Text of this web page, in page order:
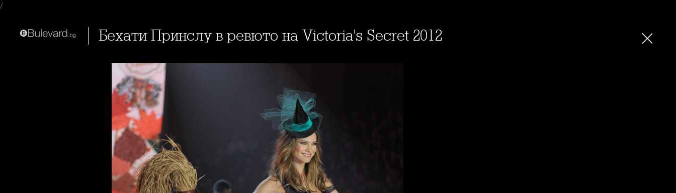
/
Бехати Принслу в ревюто на Victoria's Secret 2012